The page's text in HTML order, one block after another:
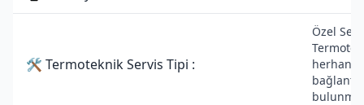
🛠 Termoteknik Servis Tipi :
Özel